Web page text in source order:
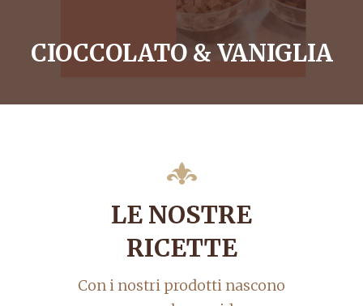
CIOCCOLATO & VANIGLIA
LE NOSTRE
RICETTE
Con i nostri prodotti nascono